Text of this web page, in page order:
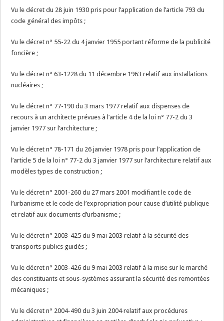
Vu le décret du 28 juin 1930 pris pour l’application de l’article 793 du
code général des impôts ;
Vu le décret n° 55-22 du 4 janvier 1955 portant réforme de la publicité
foncière ;
Vu le décret n° 63-1228 du 11 décembre 1963 relatif aux installations
nucléaires ;
Vu le décret n° 77-190 du 3 mars 1977 relatif aux dispenses de
recours à un architecte prévues à l’article 4 de la loi n° 77-2 du 3
janvier 1977 sur l’architecture ;
Vu le décret n° 78-171 du 26 janvier 1978 pris pour l’application de
l’article 5 de la loi n° 77-2 du 3 janvier 1977 sur l’architecture relatif aux
modèles types de construction ;
Vu le décret n° 2001-260 du 27 mars 2001 modifiant le code de
l’urbanisme et le code de l’expropriation pour cause d’utilité publique
et relatif aux documents d’urbanisme ;
Vu le décret n° 2003-425 du 9 mai 2003 relatif à la sécurité des
transports publics guidés ;
Vu le décret n° 2003-426 du 9 mai 2003 relatif à la mise sur le marché
des constituants et sous-systèmes assurant la sécurité des remontées
mécaniques ;
Vu le décret n° 2004-490 du 3 juin 2004 relatif aux procédures